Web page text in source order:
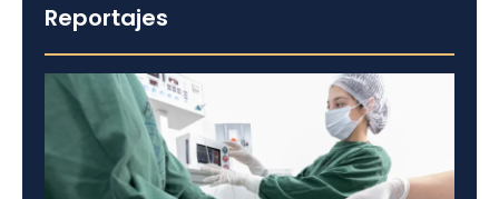
Reportajes